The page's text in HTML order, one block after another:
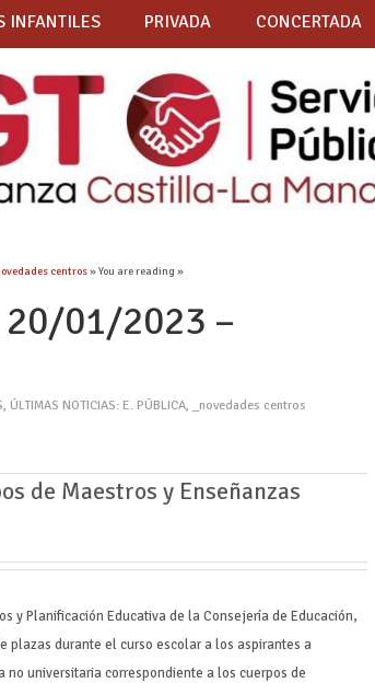
INFANTILES PRIVADA CONCERTADA
centros» You are reading »
01/2023 –
, ÚLTIMAS NOTICIAS: E. PÚBLICA, _novedades centros
de Maestros y Enseñanzas
y Planificación Educativa de la Consejería de Educación,
plazas durante el curso escolar a los aspirantes a
universitaria correspondiente a los cuerpos de